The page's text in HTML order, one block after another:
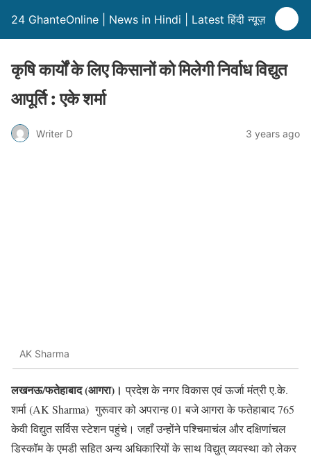
24 GhanteOnline | News in Hindi | Latest हिंदी न्यूज़
कृषि कार्यों के लिए किसानों को मिलेगी निर्वाध विद्युत
आपूर्ति : एके शर्मा
Writer D 3 years ago
AK Sharma
लखनऊ/फतेहाबाद (आगरा)।प्रदेश के नगर विकास एवं ऊर्जा मंत्री ए.के.
शर्मा (AK Sharma) गुरूवार को अपरान्ह 01 बजे आगरा के फतेहाबाद 765
केवी विद्युत सर्विस स्टेशन पहुंचे। जहाँ उन्होंने पश्चिमाचंल और दक्षिणांचल
डिस्कॉम के एमडी सहित अन्य अधिकारियों के साथ विद्युत् व्यवस्था को लेकर